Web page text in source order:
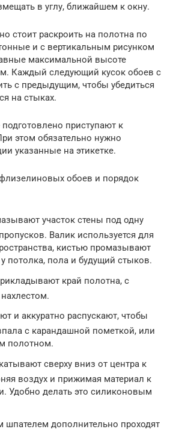
в углу, ближайшем к окну.
стоит раскроить на полотна по
и с вертикальным рисунком
максимальной высоте
Каждый следующий кусок обоев с
с предыдущим, чтобы убедиться
на стыках.
приступают к
этом обязательно нужно
указанные на этикетке.
обоев и порядок
участок стены под одну
Валик используется для
кистью промазывают
потолка, пола и будущий стыков.
край полотна, с
и аккуратно распускают, чтобы
с карандашной пометкой, или
полотном.
сверху вниз от центра к
воздух и прижимая материал к
Удобно делать это силиконовым
дополнительно проходят